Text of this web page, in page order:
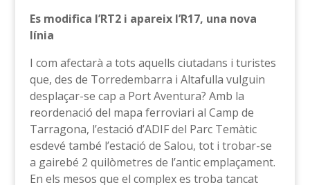
Es modifica l’RT2 i apareix l’R17, una nova
línia
I com afectarà a tots aquells ciutadans i turistes
que, des de Torredembarra i Altafulla vulguin
desplaçar-se cap a Port Aventura? Amb la
reordenació del mapa ferroviari al Camp de
Tarragona, l’estació d’ADIF del Parc Temàtic
esdevé també l’estació de Salou, tot i trobar-se
a gairebé 2 quilòmetres de l’antic emplaçament.
En els mesos que el complex es troba tancat